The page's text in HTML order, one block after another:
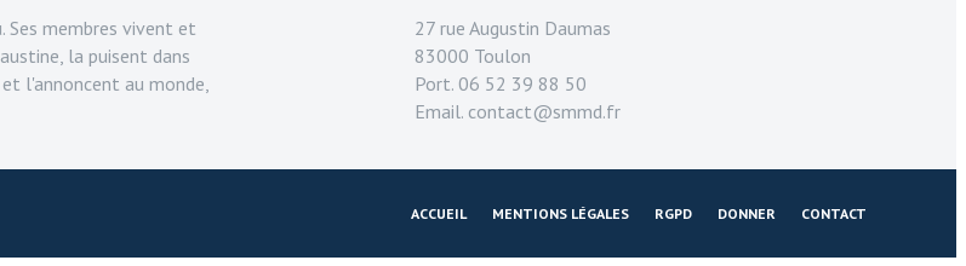
Ses membres vivent et
la puisent dans
l'annoncent au monde,
27 rue Augustin Daumas
83000 Toulon
Port. 06 52 39 88 50
Email. contact@smmd.fr
ACCUEIL MENTIONS LÉGALES RGPD DONNER CONTACT